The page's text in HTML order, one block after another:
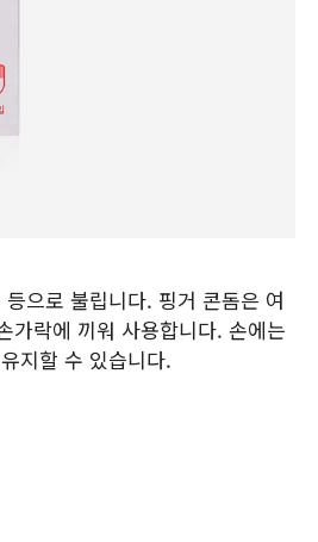
으로 불립니다. 핑거 콘돔은 여
가락에 끼워 사용합니다. 손에는
지할 수 있습니다.